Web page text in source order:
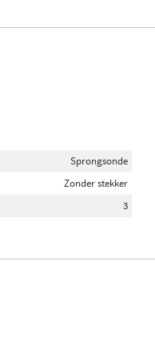
Sprongsonde
Zonder stekker
3